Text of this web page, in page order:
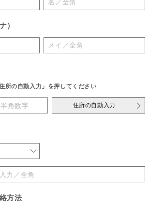
）
所の自動入力」を押してください
住所の自動入力
方法